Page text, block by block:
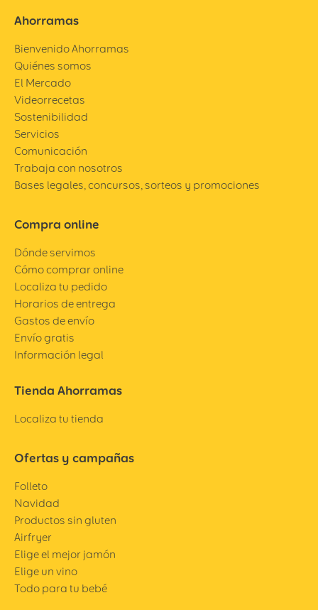
Ahorramas
Bienvenido Ahorramas
Quiénes somos
El Mercado
Videorrecetas
Sostenibilidad
Servicios
Comunicación
Trabaja con nosotros
Bases legales, concursos, sorteos y promociones
Compra online
Dónde servimos
Cómo comprar online
Localiza tu pedido
Horarios de entrega
Gastos de envío
Envío gratis
Información legal
Tienda Ahorramas
Localiza tu tienda
Ofertas y campañas
Folleto
Navidad
Productos sin gluten
Airfryer
Elige el mejor jamón
Elige un vino
Todo para tu bebé